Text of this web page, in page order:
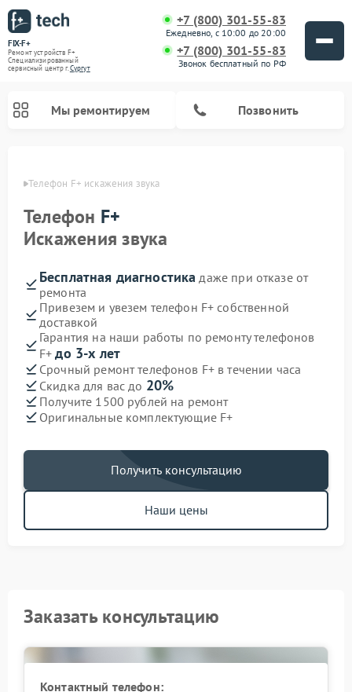
FIX-F+
Ремонт устройств F+
Специализированный
cервисный центр г.Сургут
+7 (800) 301-55-83
Ежедневно, с 10:00 до 20:00
+7 (800) 301-55-83
Звонок бесплатный по РФ
Мы ремонтируем Позвонить
Телефон F+ искажения звука
Телефон F+
Искажения звука
Бесплатная диагностика даже при отказе от
ремонта
Привезем и увезем телефон F+ собственной
доставкой
Гарантия на наши работы по ремонту телефонов
F+до 3-х лет
Срочный ремонт телефонов F+ в течении часа
Скидка для вас до 20%
Получите 1500 рублей на ремонт
Оригинальные комплектующие F+
Получить консультацию
Наши цены
Заказать консультацию
Контактный телефон: